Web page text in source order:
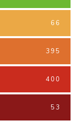
66
395
400
53